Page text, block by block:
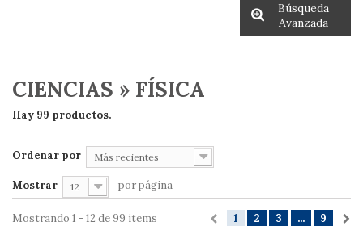
Búsqueda
Avanzada
CIENCIAS » FÍSICA
Hay 99 productos.
Ordenar por Más recientes
Mostrar 12 por página
1 2 3 ... 9
Mostrando 1 - 12 de 99 items